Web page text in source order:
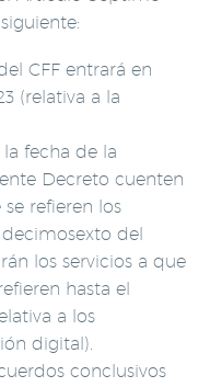
CFF entrará en
(relativa a la
fecha de la
Decreto cuenten
refieren los
del
los servicios a que
hasta el
a los
digital).
conclusivos